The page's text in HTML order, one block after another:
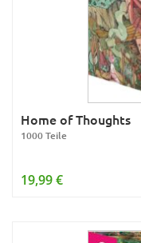
Home of Thoughts
1000 Teile
19,99 €